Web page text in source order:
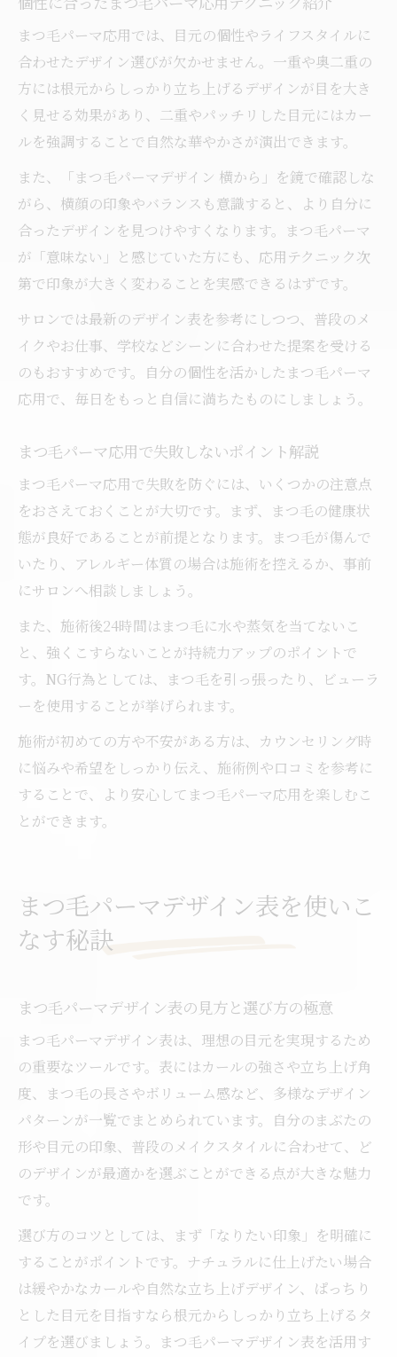
まつ毛パーマ応用では、目元の個性やライフスタイルに
合わせたデザイン選びが欠かせません。一重や奥二重の
方には根元からしっかり立ち上げるデザインが目を大き
く見せる効果があり、二重やパッチリした目元にはカー
ルを強調することで自然な華やかさが演出できます。
また、「まつ毛パーマデザイン 横から」を鏡で確認しな
がら、横顔の印象やバランスも意識すると、より自分に
合ったデザインを見つけやすくなります。まつ毛パーマ
が「意味ない」と感じていた方にも、応用テクニック次
第で印象が大きく変わることを実感できるはずです。
サロンでは最新のデザイン表を参考にしつつ、普段のメ
イクやお仕事、学校などシーンに合わせた提案を受ける
のもおすすめです。自分の個性を活かしたまつ毛パーマ
応用で、毎日をもっと自信に満ちたものにしましょう。
まつ毛パーマ応用で失敗しないポイント解説
まつ毛パーマ応用で失敗を防ぐには、いくつかの注意点
をおさえておくことが大切です。まず、まつ毛の健康状
態が良好であることが前提となります。まつ毛が傷んで
いたり、アレルギー体質の場合は施術を控えるか、事前
にサロンへ相談しましょう。
また、施術後24時間はまつ毛に水や蒸気を当てないこ
と、強くこすらないことが持続力アップのポイントで
す。NG行為としては、まつ毛を引っ張ったり、ビューラ
ーを使用することが挙げられます。
施術が初めての方や不安がある方は、カウンセリング時
に悩みや希望をしっかり伝え、施術例や口コミを参考に
することで、より安心してまつ毛パーマ応用を楽しむこ
とができます。
まつ毛パーマデザイン表を使いこ
なす秘訣
まつ毛パーマデザイン表の見方と選び方の極意
まつ毛パーマデザイン表は、理想の目元を実現するため
の重要なツールです。表にはカールの強さや立ち上げ角
度、まつ毛の長さやボリューム感など、多様なデザイン
パターンが一覧でまとめられています。自分のまぶたの
形や目元の印象、普段のメイクスタイルに合わせて、ど
のデザインが最適かを選ぶことができる点が大きな魅力
です。
選び方のコツとしては、まず「なりたい印象」を明確に
することがポイントです。ナチュラルに仕上げたい場合
は緩やかなカールや自然な立ち上げデザイン、ぱっちり
とした目元を目指すなら根元からしっかり立ち上げるタ
イプを選びましょう。まつ毛パーマデザイン表を活用す